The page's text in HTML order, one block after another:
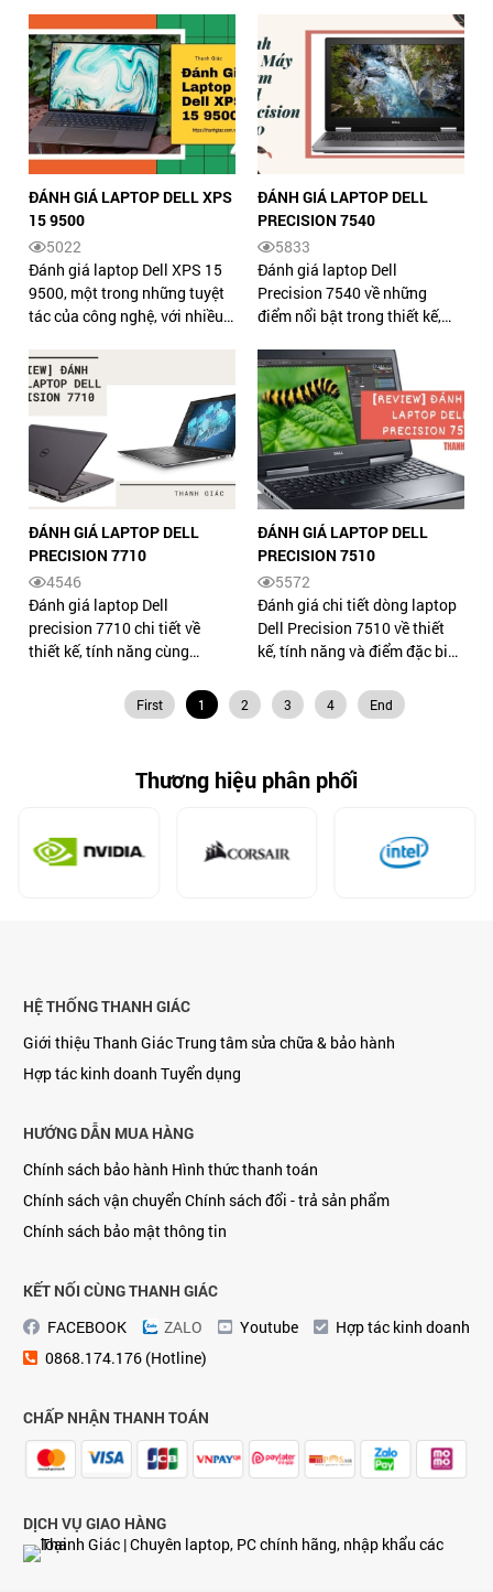
vụ theo yêu cầu. XEM NGAY.
mua được sản phẩm phù hợp.
XEM NGAY.
ĐÁNH GIÁ LAPTOP DELL XPS
15 9500
5022
Đánh giá laptop Dell XPS 15
9500, một trong những tuyệt
tác của công nghệ, với nhiều
tính năng và cấu hình. XEM
NGAY.
ĐÁNH GIÁ LAPTOP DELL
PRECISION 7540
5833
Đánh giá laptop Dell
Precision 7540 về những
điểm nổi bật trong thiết kế,
cao cấp nhất, hỗ trợ người
dùng tối ưu. XEM NGAY.
ĐÁNH GIÁ LAPTOP DELL
PRECISION 7710
4546
Đánh giá laptop Dell
precision 7710 chi tiết về
thiết kế, tính năng cùng
hình, hỗ trợ kết nối đa cổng
thông minh. XEM NGAY.
ĐÁNH GIÁ LAPTOP DELL
PRECISION 7510
5572
Đánh giá chi tiết dòng laptop
Dell Precision 7510 về thiết
kế, tính năng và điểm đặc biệt
ích cho người dùng. XEM
NGAY.
First 1 2 3 4 End
Thương hiệu phân phối
HỆ THỐNG THANH GIÁC
Giới thiệu Thanh GiácTrung tâm sửa chữa & bảo hành
Hợp tác kinh doanh Tuyển dụng
HƯỚNG DẪN MUA HÀNG
Chính sách bảo hành Hình thức thanh toán
Chính sách vận chuyển Chính sách đổi - trả sản phẩm
Chính sách bảo mật thông tin
KẾT NỐI CÙNG THANH GIÁC
FACEBOOK
ZALO Youtube
Hợp tác kinh doanh
0868.174.176 (Hotline)
CHẤP NHẬN THANH TOÁN
DỊCH VỤ GIAO HÀNG